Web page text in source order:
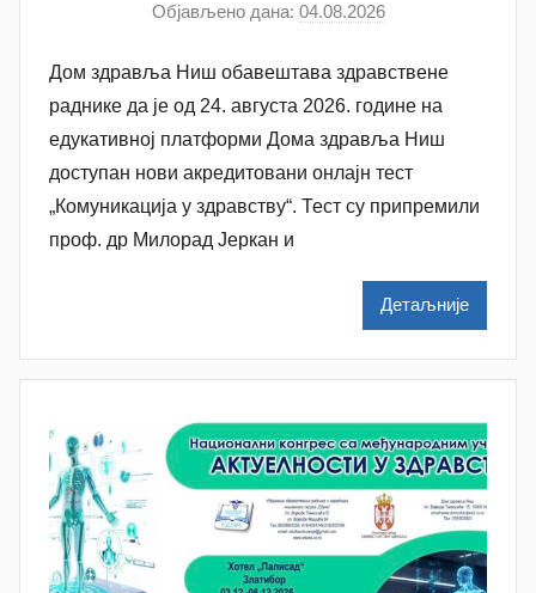
Објављено дана: 04.08.2026а
т
о
р
A
n
n
o
v
i
ć
Дом здравља Ниш обавештава здравствене
раднике да је од 24. августа 2026. године на
едукативној платформи Дома здравља Ниш
доступан нови акредитовани онлајн тест
„Комуникација у здравству“. Тест су припремили
проф. др Милорад Јеркан и
Детаљније